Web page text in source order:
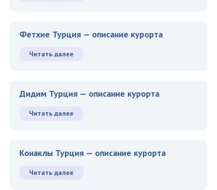
Фетхие Турция — описание курорта
Читать далее
Дидим Турция — описание курорта
Читать далее
Конаклы Турция — описание курорта
Читать далее